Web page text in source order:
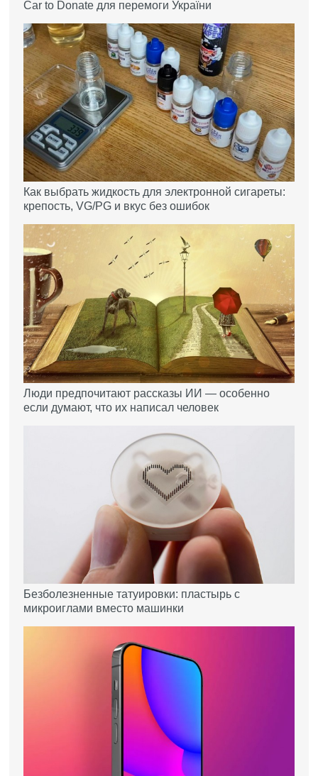
Car to Donate для перемоги України
Как выбрать жидкость для электронной сигареты:
крепость, VG/PG и вкус без ошибок
Люди предпочитают рассказы ИИ — особенно
если думают, что их написал человек
Безболезненные татуировки: пластырь с
микроиглами вместо машинки